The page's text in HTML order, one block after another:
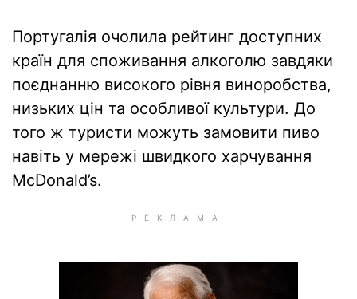
Португалія очолила рейтинг доступних
країн для споживання алкоголю завдяки
поєднанню високого рівня виноробства,
низьких цін та особливої культури. До
того ж туристи можуть замовити пиво
навіть у мережі швидкого харчування
McDonald’s.